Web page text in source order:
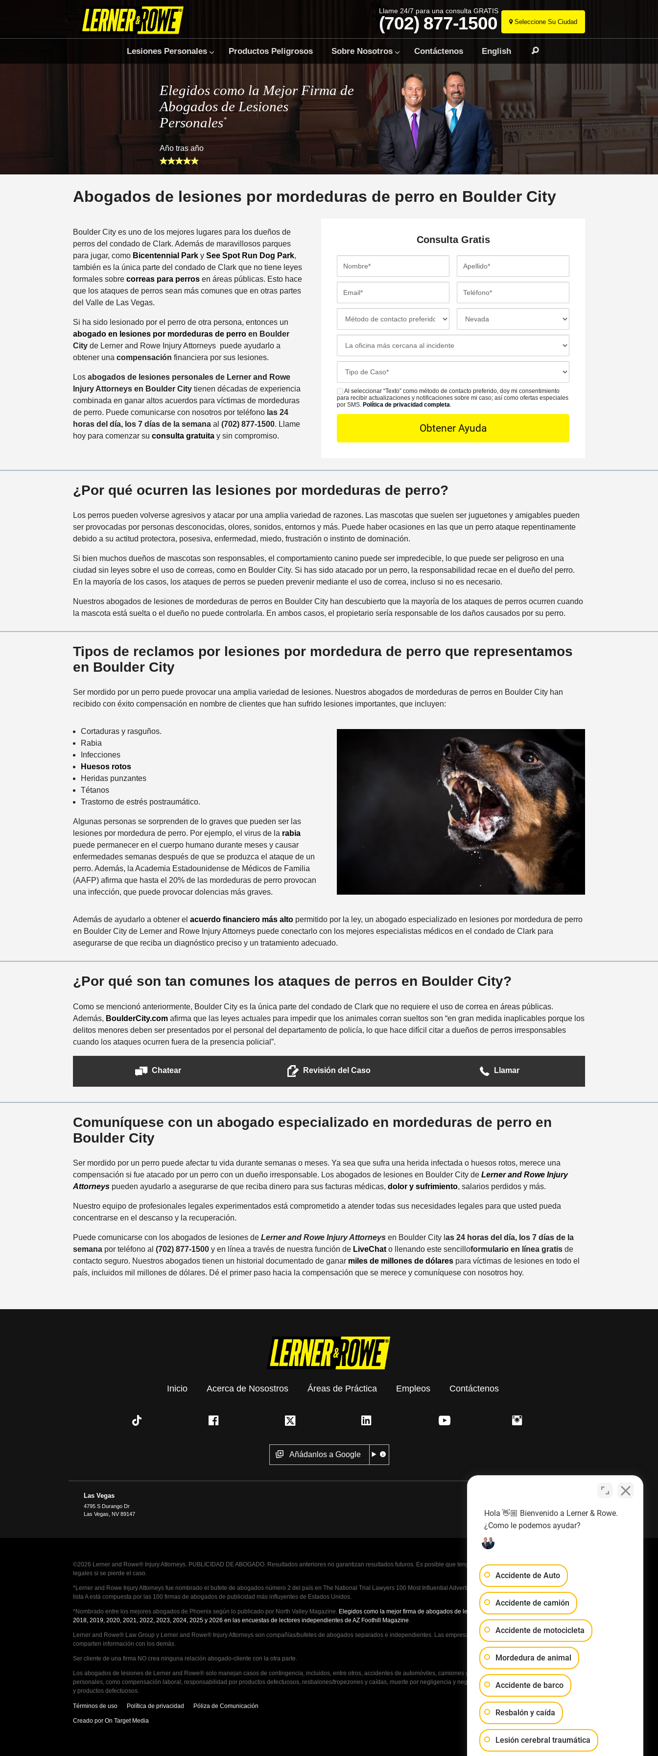
Seleccione Su Ciudad
Ir
al
contenido
Llame 24/7 para una consulta GRATIS
(702) 877-1500
Lesiones Personales Productos Peligrosos Sobre Nosotros Contáctenos English
Elegidos como la Mejor Firma de
Abogados de Lesiones
Personales*
Año tras año
Abogados de lesiones por mordeduras de perro en Boulder City
Boulder City es uno de los mejores lugares para los dueños de
perros del condado de Clark. Además de maravillosos parques
para jugar, como Bicentennial Parky See Spot Run Dog Park,
también es la única parte del condado de Clark que no tiene leyes
formales sobre correas para perrosen áreas públicas. Esto hace
que los ataques de perros sean más comunes que en otras partes
del Valle de Las Vegas.
Si ha sido lesionado por el perro de otra persona, entonces un
abogado en lesiones por mordeduras de perroen Boulder
City de Lerner and Rowe Injury Attorneys puede ayudarlo a
obtener una compensación financiera por sus lesiones.
Los abogados de lesiones personales de Lerner and Rowe
Injury Attorneys en Boulder Citytienen décadas de experiencia
combinada en ganar altos acuerdos para víctimas de mordeduras
de perro. Puede comunicarse con nosotros por teléfono las 24
horas del día, los 7 días de la semanaal (702) 877-1500. Llame
hoy para comenzar su consulta gratuitay sin compromiso.
Consulta Gratis
m
r
*
e
l
d
*
a
l
l
f
n
*
t
d
d
e
C
t
o
r
e
f
r
i
d
c
c
ó
n
l
i
n
t
o
i
c
i
s
e
c
a
n
a
l
i
n
c
d
n
*
s
e
D
l
*
S
M
S
Al seleccionar “Texto” como método de contacto preferido, doy mi consentimiento
para recibir actualizaciones y notificaciones sobre mi caso; así como ofertas especiales
por SMS. Política de privacidad completa.
¿Por qué ocurren las lesiones por mordeduras de perro?
Los perros pueden volverse agresivos y atacar por una amplia variedad de razones. Las mascotas que suelen ser juguetones y amigables pueden
ser provocadas por personas desconocidas, olores, sonidos, entornos y más. Puede haber ocasiones en las que un perro ataque repentinamente
debido a su actitud protectora, posesiva, enfermedad, miedo, frustración o instinto de dominación.
Si bien muchos dueños de mascotas son responsables, el comportamiento canino puede ser impredecible, lo que puede ser peligroso en una
ciudad sin leyes sobre el uso de correas, como en Boulder City. Si has sido atacado por un perro, la responsabilidad recae en el dueño del perro.
En la mayoría de los casos, los ataques de perros se pueden prevenir mediante el uso de correa, incluso si no es necesario.
Nuestros abogados de lesiones de mordeduras de perros en Boulder City han descubierto que la mayoría de los ataques de perros ocurren cuando
la mascota está suelta o el dueño no puede controlarla. En ambos casos, el propietario sería responsable de los daños causados ​​por su perro.
Tipos de reclamos por lesiones por mordedura de perro que representamos
en Boulder City
Ser mordido por un perro puede provocar una amplia variedad de lesiones. Nuestros abogados de mordeduras de perros en Boulder City han
recibido con éxito compensación en nombre de clientes que han sufrido lesiones importantes, que incluyen:
Cortaduras y rasguños.
Rabia
Infecciones
Huesos rotos
Heridas punzantes
Tétanos
Trastorno de estrés postraumático.
Algunas personas se sorprenden de lo graves que pueden ser las
lesiones por mordedura de perro. Por ejemplo, el virus de la rabia
puede permanecer en el cuerpo humano durante meses y causar
enfermedades semanas después de que se produzca el ataque de un
perro. Además, la Academia Estadounidense de Médicos de Familia
(AAFP) afirma que hasta el 20% de las mordeduras de perro provocan
una infección, que puede provocar dolencias más graves.
Además de ayudarlo a obtener el acuerdo financiero más altopermitido por la ley, un abogado especializado en lesiones por mordedura de perro
en Boulder City de Lerner and Rowe Injury Attorneys puede conectarlo con los mejores especialistas médicos en el condado de Clark para
asegurarse de que reciba un diagnóstico preciso y un tratamiento adecuado.
¿Por qué son tan comunes los ataques de perros en Boulder City?
Como se mencionó anteriormente, Boulder City es la única parte del condado de Clark que no requiere el uso de correa en áreas públicas.
Además, BoulderCity.comafirma que las leyes actuales para impedir que los animales corran sueltos son “en gran medida inaplicables porque los
delitos menores deben ser presentados por el personal del departamento de policía, lo que hace difícil citar a dueños de perros irresponsables
cuando los ataques ocurren fuera de la presencia policial”.
Chatear Revisión del Caso Llamar
Comuníquese con un abogado especializado en mordeduras de perro en
Boulder City
Ser mordido por un perro puede afectar tu vida durante semanas o meses. Ya sea que sufra una herida infectada o huesos rotos, merece una
compensación si fue atacado por un perro con un dueño irresponsable. Los abogados de lesiones en Boulder City de Lerner and Rowe Injury
Attorneyspueden ayudarlo a asegurarse de que reciba dinero para sus facturas médicas, dolor y sufrimiento, salarios perdidos y más.
Nuestro equipo de profesionales legales experimentados está comprometido a atender todas sus necesidades legales para que usted pueda
concentrarse en el descanso y la recuperación.
Puede comunicarse con los abogados de lesiones de Lerner and Rowe Injury Attorneys en Boulder City l as 24 horas del día, los 7 días de la
semanapor teléfono al (702) 877-1500y en línea a través de nuestra función de LiveChato llenando este sencilloformulario en línea gratis de
contacto seguro. Nuestros abogados tienen un historial documentado de ganar miles de millones de dólarespara víctimas de lesiones en todo el
país, incluidos mil millones de dólares. Dé el primer paso hacia la compensación que se merece y comuníquese con nosotros hoy.
Inicio Acerca de Nosostros Áreas de Práctica Empleos Contáctenos
Añádanlos a Google
Las Vegas
4795 S Durango Dr
Las Vegas
NV 89147
©2026 Lerner and Rowe® Injury Attorneys. PUBLICIDAD DE ABOGADO. Resultados anteriores no garantizan resultados futuros. Es posible que tenga que pagar a la oposición honorarios
legales si se pierde el caso.
*Lerner and Rowe Injury Attorneys fue nombrado el bufete de abogados número 2 del país en The National Trial Lawyers 100 Most Influential Advertising Law Firms in America A-List in 2020. La
lista A está compuesta por las 100 firmas de abogados de publicidad más influyentes de Estados Unidos.
*Nombrado entre los mejores abogados de Phoenix según lo publicado por North Valley Magazine. Elegidos como la mejor firma de abogados de lesiones personales del Valle en 2016, 2017,
2018, 2019, 2020, 2021, 2022, 2023, 2024, 2025 y 2026 en las encuestas de lectores independientes de AZ Foothill Magazine
Lerner and Rowe® Law Group y Lerner and Rowe® Injury Attorneys son compañías/bufetes de abogados separados e independientes. Las empresas no tienen acceso a los demás casos ni
comparten información con los demás.
Ser cliente de una firma NO crea ninguna relación abogado-cliente con la otra parte.
Los abogados de lesiones de Lerner and Rowe® solo manejan casos de contingencia, incluidos, entre otros, accidentes de automóviles, camiones y motocicletas, y otros casos de lesiones
personales, como compensación laboral, responsabilidad por productos defectuosos, resbalones/tropezones y caídas, muerte por negligencia y negligencia médica, medicamentos peligrosos
y productos defectuosos.
Términos de uso Política de privacidad Póliza de Comunicación
Creado por On Target Media
Hola 👋🏼 Bienvenido a Lerner & Rowe.
¿Como le podemos ayudar?
Accidente de Auto
Accidente de camión
Accidente de motocicleta
Mordedura de animal
Accidente de barco
Resbalón y caída
Lesión cerebral traumática